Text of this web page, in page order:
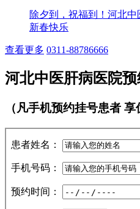
除夕到，祝福到！河北
新春快乐
查看更多 0311-88786666
河北中医肝病医院
（凡手机预约挂号患者 享